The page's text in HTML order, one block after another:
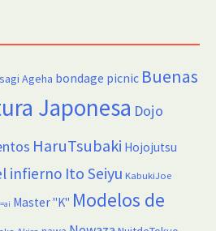
Ageha bondage picnic Buenas
Japonesa Dojo
HaruTsubaki Hojojutsu
infierno Ito Seiyu KabukiJoe
Master "K" Modelos de